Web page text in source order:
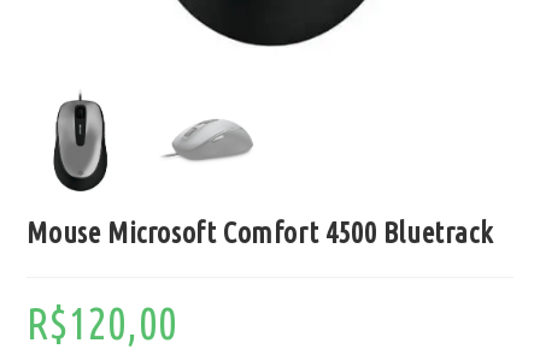
Mouse Microsoft Comfort 4500 Bluetrack
R$120,00